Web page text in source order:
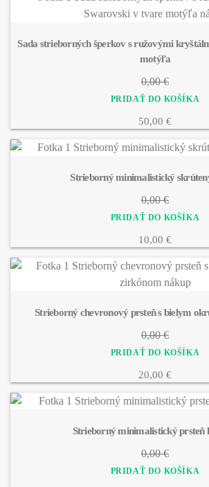
Sada strieborných šperkov s ružovými
motýľa
0,00 €
50,00 €
Strieborný minimalistický
0,00 €
10,00 €
Strieborný chevronový prsteň s bielym
0,00 €
20,00 €
Strieborný minimalistický prsteň
0,00 €